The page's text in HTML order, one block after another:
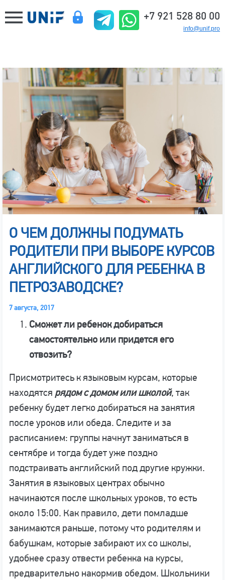
+7 921 528 80 00
info@unif.pro
О ЧЕМ ДОЛЖНЫ ПОДУМАТЬ
РОДИТЕЛИ ПРИ ВЫБОРЕ КУРСОВ
АНГЛИЙСКОГО ДЛЯ РЕБЕНКА В
ПЕТРОЗАВОДСКЕ?
7 августа, 2017
Сможет ли ребенок добираться
самостоятельно или придется его
отвозить?
Присмотритесь к языковым курсам, которые
находятся рядом с домом или школой, так
ребенку будет легко добираться на занятия
после уроков или обеда. Следите и за
расписанием: группы начнут заниматься в
сентябре и тогда будет уже поздно
подстраивать английский под другие кружки.
Занятия в языковых центрах обычно
начинаются после школьных уроков, то есть
около 15:00. Как правило, дети помладше
занимаются раньше, потому что родителям и
бабушкам, которые забирают их со школы,
удобнее сразу отвести ребенка на курсы,
предварительно накормив обедом. Школьники